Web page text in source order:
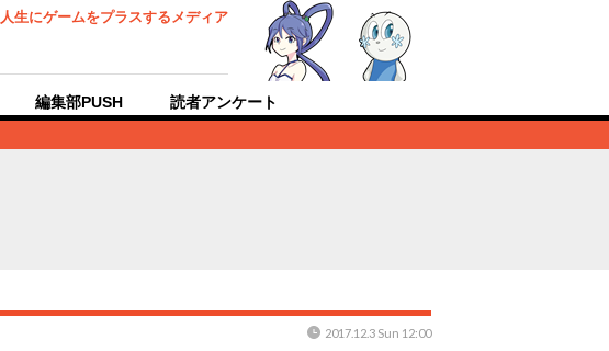
人生にゲームをプラスするメディア
編集部PUSH 読者アンケート
2017.12.3 Sun 12:00